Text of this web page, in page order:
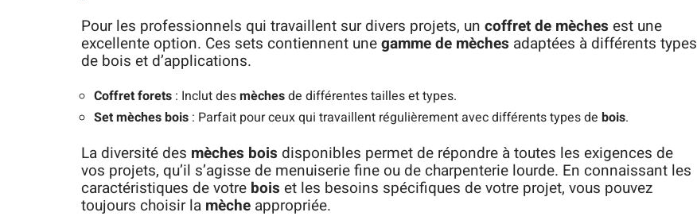
Pour les professionnels qui travaillent sur divers projets, un coffret de mèches est une
excellente option. Ces sets contiennent unegamme de mèches adaptées à différents types
de bois et d’applications.
Coffret forets : Inclut desmèchesde différentes tailles et types.
Set mèches bois : Parfait pour ceux qui travaillent régulièrement avec différents types de bois.
La diversité des mèches bois disponibles permet de répondre à toutes les exigences de
vos projets, qu’il s’agisse de menuiserie fine ou de charpenterie lourde. En connaissant les
caractéristiques de votre bois et les besoins spécifiques de votre projet, vous pouvez
toujours choisir la mèche appropriée.